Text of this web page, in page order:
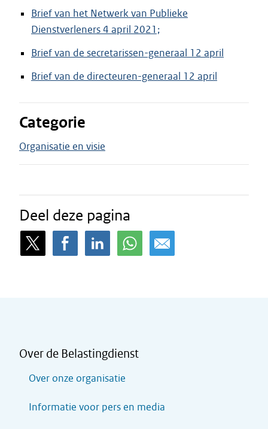
Brief van het Netwerk van Publieke
Dienstverleners 4 april 2021;
Brief van de secretarissen-generaal 12 april
Brief van de directeuren-generaal 12 april
Categorie
Organisatie en visie
Deel deze pagina
Over de Belastingdienst
Over onze organisatie
Informatie voor pers en media